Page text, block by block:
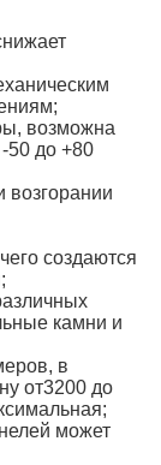
возможна
50 до +80
возгорании
создаются
камни и
в
от3200 до
может